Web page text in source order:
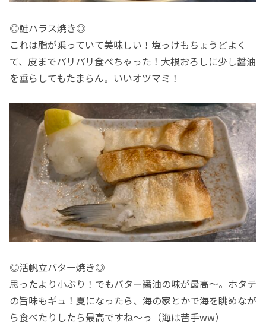
◎鮭ハラス焼き◎
これは脂が乗っていて美味しい！塩っけもちょうどよく
て、皮までパリパリ食べちゃった！大根おろしに少し醤油
を垂らしてもたまらん。いいオツマミ！
◎活帆立バター焼き◎
思ったより小ぶり！でもバター醤油の味が最高〜。ホタテ
の旨味もギュ！夏になったら、海の家とかで海を眺めなが
ら食べたりしたら最高ですね〜っ（海は苦手ww）